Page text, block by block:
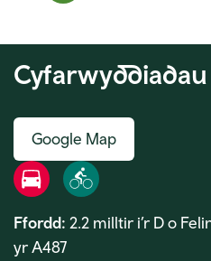
Cyfarwyddiadau
Google Map
Ffordd
Ffordd: 2.2 milltir i’r D o
yr A487
Beic